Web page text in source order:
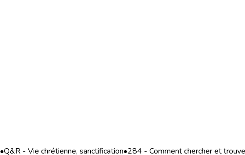
•Q&R - Vie chrétienne, sanctification•284 - Comment chercher et